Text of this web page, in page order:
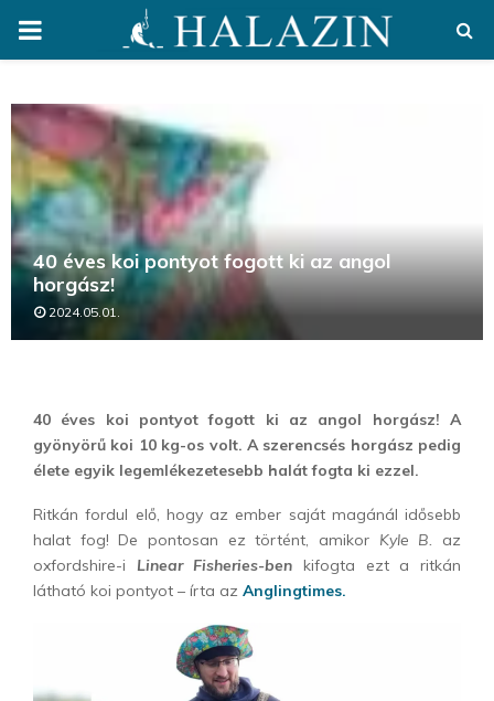
PRIMARY
40 éves koi pontyot fogott ki az angol
horgász!
2024.05.01.
40 éves koi pontyot fogott ki az angol horgász! A
gyönyörű koi 10 kg-os volt. A szerencsés horgász pedig
élete egyik legemlékezetesebb halát fogta ki ezzel.
Ritkán fordul elő, hogy az ember saját magánál idősebb
halat fog! De pontosan ez történt, amikor Kyle B. az
oxfordshire-i Linear Fisheries-ben kifogta ezt a ritkán
látható koi pontyot – írta az Anglingtimes.